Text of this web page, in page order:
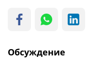
Обсуждение